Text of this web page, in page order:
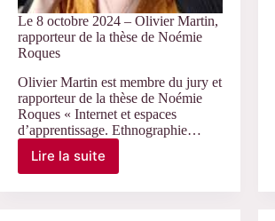
Le 8 octobre 2024 – Olivier Martin,
rapporteur de la thèse de Noémie
Roques
Olivier Martin est membre du jury et
rapporteur de la thèse de Noémie
Roques « Internet et espaces
d’apprentissage. Ethnographie…
Lire la suite
Le
8